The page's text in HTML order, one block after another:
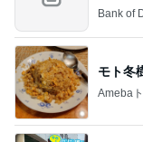
Bank of
モト冬
Ameba